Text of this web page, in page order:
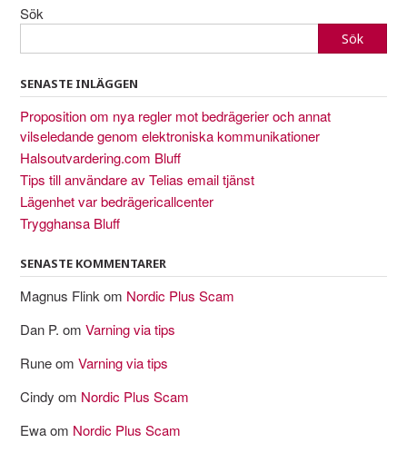
Sök
Sök
SENASTE INLÄGGEN
Proposition om nya regler mot bedrägerier och annat
vilseledande genom elektroniska kommunikationer
Halsoutvardering.com Bluff
Tips till användare av Telias email tjänst
Lägenhet var bedrägericallcenter
Trygghansa Bluff
SENASTE KOMMENTARER
Magnus Flink om Nordic Plus Scam
Dan P. om Varning via tips
Runeom Varning via tips
Cindy om Nordic Plus Scam
Ewaom Nordic Plus Scam